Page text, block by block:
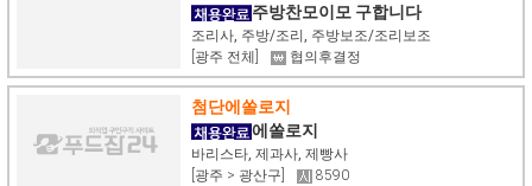
주방찬모이모 구합니다
조리사, 주방/조리, 주방보조/조리보조
[광주 전체]
협의후결정
첨단에쏠로지
에쏠로지
바리스타, 제과사, 제빵사
[광주 > 광산구]
8590